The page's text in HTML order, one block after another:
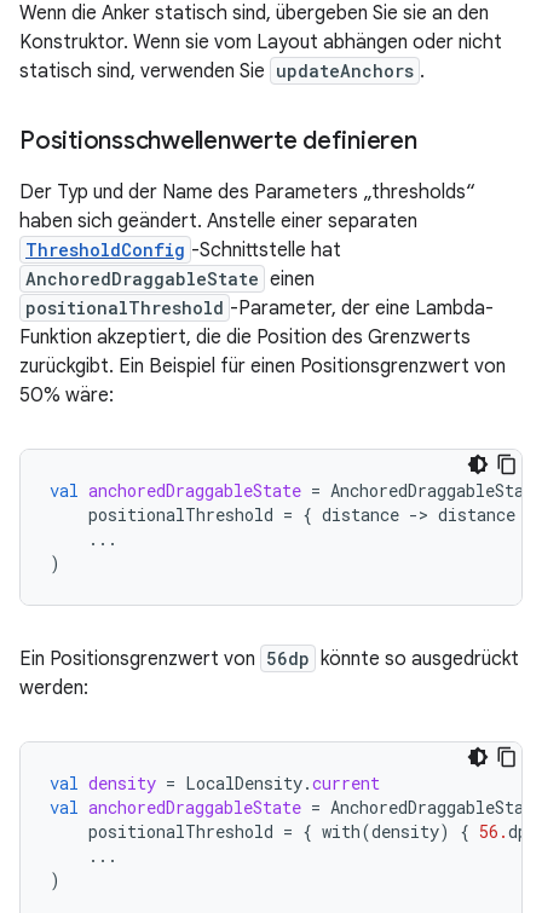
Wenn die Anker statisch sind, übergeben Sie sie an den
Konstruktor. Wenn sie vom Layout abhängen oder nicht
statisch sind, verwenden Sie updateAnchors .
Positionsschwellenwerte definieren
Der Typ und der Name des Parameters „thresholds“
haben sich geändert. Anstelle einer separaten
ThresholdConfig -Schnittstelle hat
AnchoredDraggableState einen
positionalThreshold -Parameter, der eine Lambda-
Funktion akzeptiert, die die Position des Grenzwerts
zurückgibt. Ein Beispiel für einen Positionsgrenzwert von
50% wäre:
val anchoredDraggableState = AnchoredDraggableState
positionalThreshold = { distance -> distance
...
)
Ein Positionsgrenzwert von 56dp könnte so ausgedrückt
werden:
val density = LocalDensity.current
val anchoredDraggableState = AnchoredDraggableState
positionalThreshold = { with(density) { 56.dp
...
)